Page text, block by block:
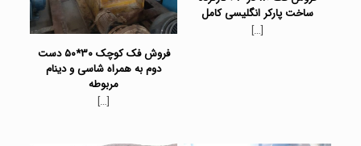
ساخت پارکر انگلیسی کامل
[…]
فروش فک کوچک ۳۰*۵۰ دست
دوم به همراه شاسی و دینام
مربوطه
[…]